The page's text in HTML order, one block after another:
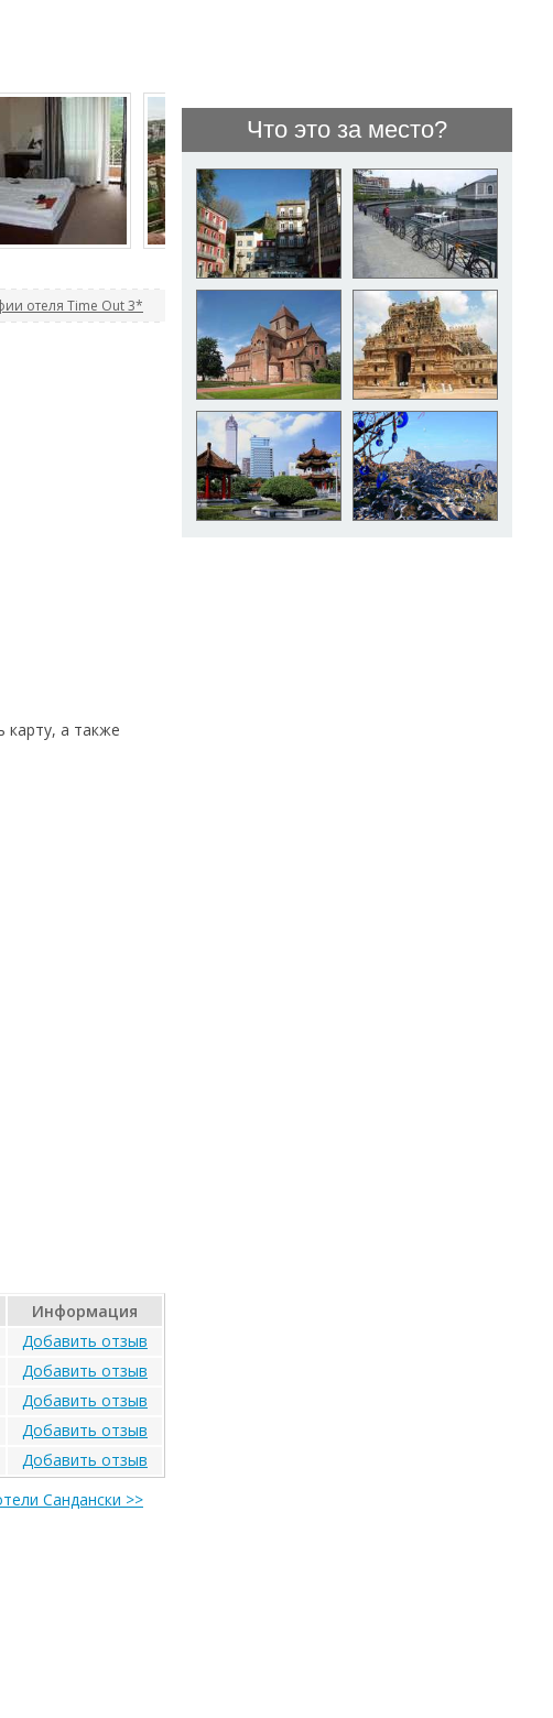
отеля Time Out 3*
а также
Информация
Добавить отзыв
Добавить отзыв
Добавить отзыв
Добавить отзыв
Добавить отзыв
Сандански >>
Что это за место?